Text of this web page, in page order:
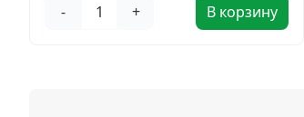
- + В корзину